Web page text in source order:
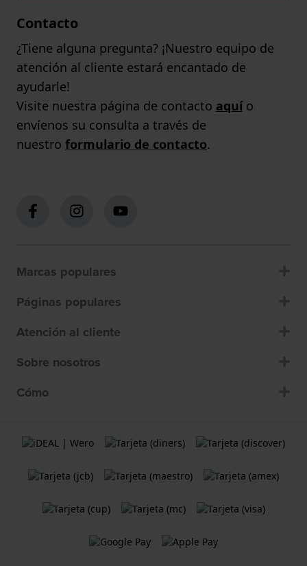
Contacto
¿Tiene alguna pregunta? ¡Nuestro equipo de
atención al cliente estará encantado de
ayudarle!
Visite nuestra página de contacto aquío
envíenos su consulta a través de
nuestro formulario de contacto.
Marcas populares
Páginas populares
Atención al cliente
Sobre nosotros
Cómo